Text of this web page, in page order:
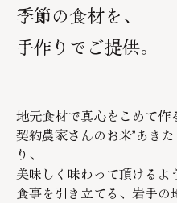
季節の食材を、
手作りでご提供。
地元食材で真心をこめて作
契約農家さんのお米”あき
り、
美味しく味わって頂けるよ
食事を引き立てる、岩手の